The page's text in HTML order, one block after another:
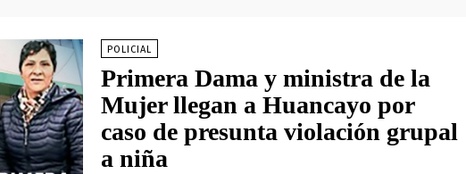
POLICIAL
Primera Dama y ministra de la
Mujer llegan a Huancayo por
caso de presunta violación grupal
a niña